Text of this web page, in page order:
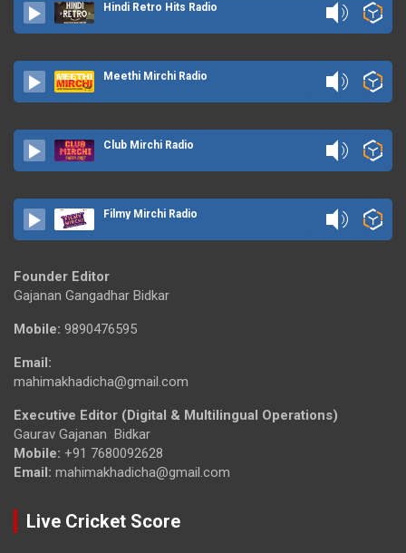
Hindi Retro Hits Radio
Meethi Mirchi Radio
Club Mirchi Radio
Filmy Mirchi Radio
Founder Editor
Gajanan Gangadhar Bidkar
Mobile: 9890476595
Email:
mahimakhadicha@gmail.com
Executive Editor (Digital & Multilingual Operations)
Gaurav Gajanan Bidkar
Mobile: +91 7680092628
Email: mahimakhadicha@gmail.com
Live Cricket Score